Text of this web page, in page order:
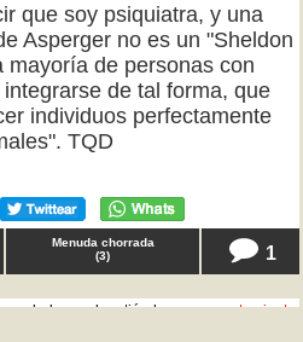
que soy psiquiatra, y una
Asperger no es un "Sheldon
mayoría de personas con
de tal forma, que
individuos perfectamente
TQD
Menuda chorrada
(3) 1
encomportamiento